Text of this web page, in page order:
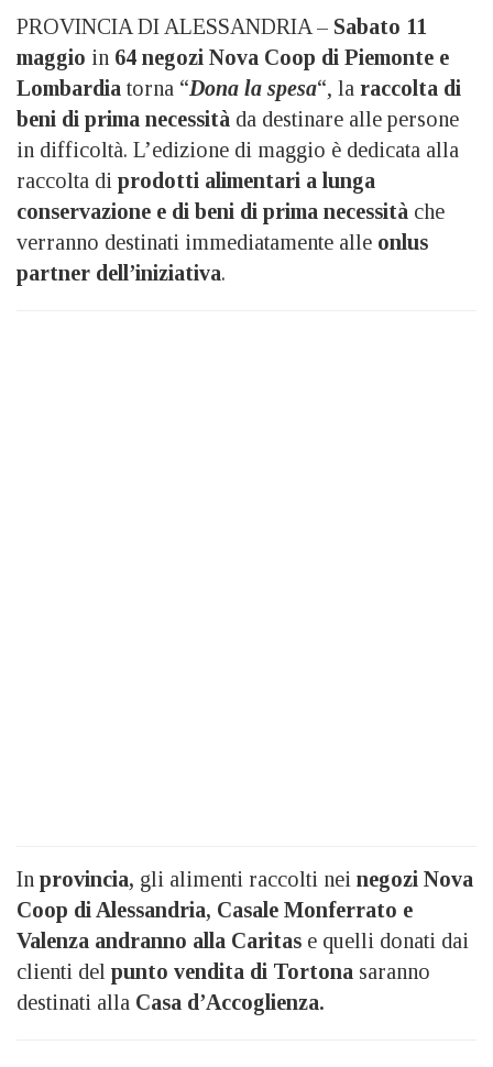
PROVINCIA DI ALESSANDRIA – Sabato 11
maggio in 64 negozi Nova Coop di Piemonte e
Lombardia torna “Dona la spesa“, la raccolta di
beni di prima necessità da destinare alle persone
in difficoltà. L’edizione di maggio è dedicata alla
raccolta di prodotti alimentari a lunga
conservazione e di beni di prima necessità che
verranno destinati immediatamente alle onlus
partner dell’iniziativa.
In provincia, gli alimenti raccolti nei negozi Nova
Coop di Alessandria, Casale Monferrato e
Valenza andranno alla Caritas e quelli donati dai
clienti del punto vendita di Tortona saranno
destinati alla Casa d’Accoglienza.